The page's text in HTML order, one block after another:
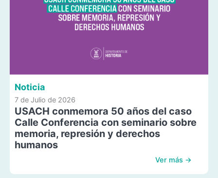
Noticia
7 de Julio de 2026
USACH conmemora 50 años del caso
Calle Conferencia con seminario sobre
memoria, represión y derechos
humanos
Ver más →